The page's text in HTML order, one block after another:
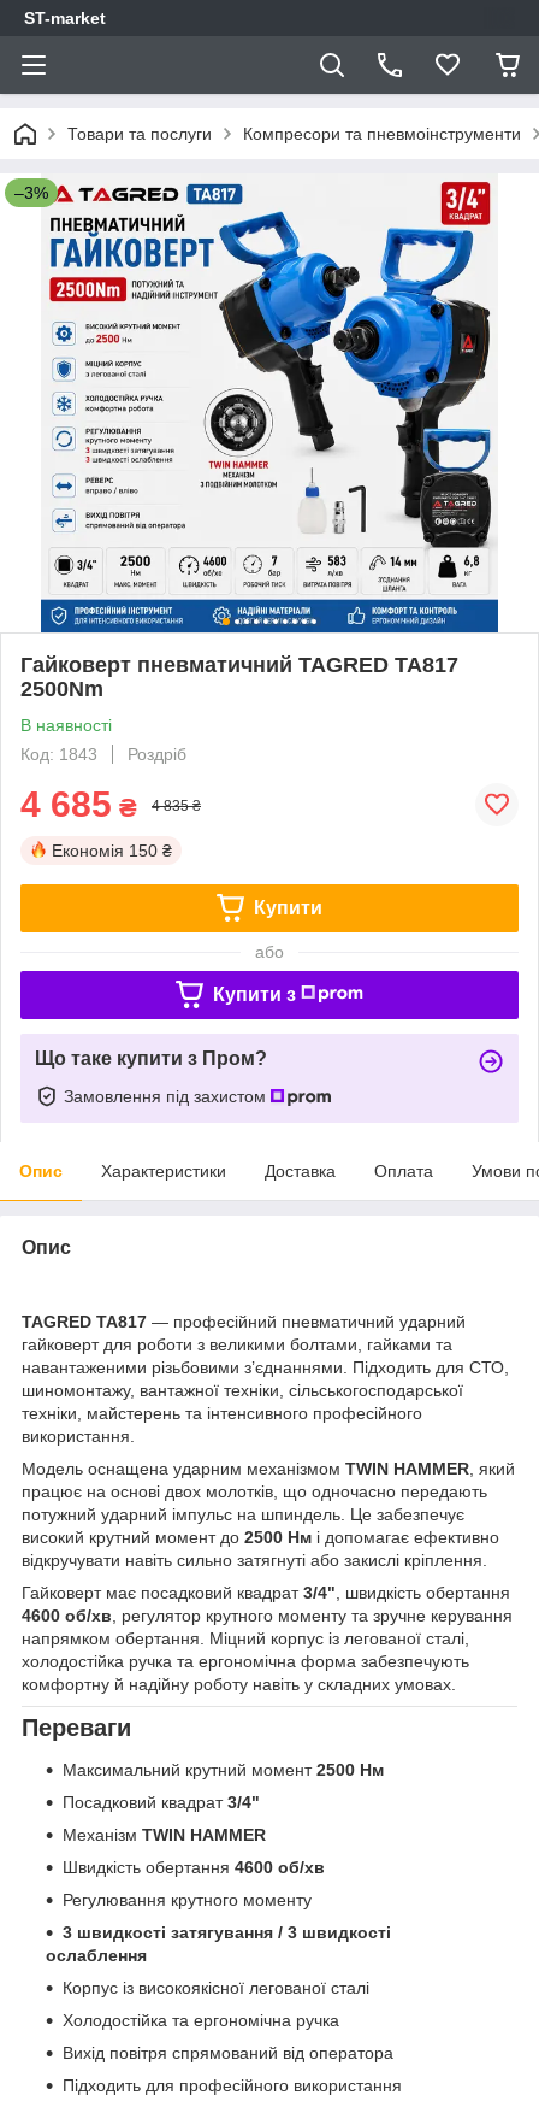
ST-market
Товари та послуги Компресори та пневмоінструменти
–3%
Гайковерт пневматичний TAGRED TA817
2500Nm
В наявності
Код: 1843
Роздріб
4 685 ₴ 4 835 ₴
Економія 150 ₴
Купити
або
Купити з
Що таке купити з Пром?
Замовлення під захистом
Опис Характеристики Доставка Оплата Умови
Опис
TAGRED TA817 — професійний пневматичний ударний
гайковерт для роботи з великими болтами, гайками та
навантаженими різьбовими з’єднаннями. Підходить для СТО,
шиномонтажу, вантажної техніки, сільськогосподарської
техніки, майстерень та інтенсивного професійного
використання.
Модель оснащена ударним механізмом TWIN HAMMER , який
працює на основі двох молотків, що одночасно передають
потужний ударний імпульс на шпиндель. Це забезпечує
високий крутний момент до 2500 Нм і допомагає ефективно
відкручувати навіть сильно затягнуті або закислі кріплення.
Гайковерт має посадковий квадрат3/4" , швидкість обертання
4600 об/хв , регулятор крутного моменту та зручне керування
напрямком обертання. Міцний корпус із легованої сталі,
холодостійка ручка та ергономічна форма забезпечують
комфортну й надійну роботу навіть у складних умовах.
Переваги
Максимальний крутний момент2500 Нм
Посадковий квадрат3/4"
Механізм TWIN HAMMER
Швидкість обертання 4600 об/хв
Регулювання крутного моменту
3 швидкості затягування / 3 швидкості
ослаблення
Корпус із високоякісної легованої сталі
Холодостійка та ергономічна ручка
Вихід повітря спрямований від оператора
Підходить для професійного використання